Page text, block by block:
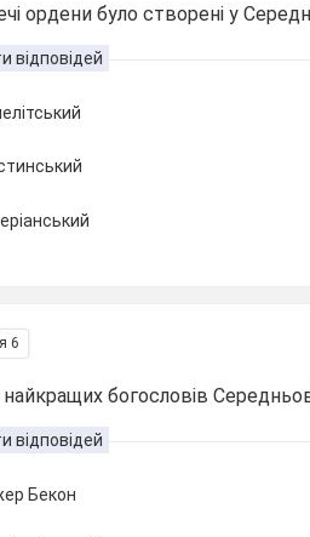
ордени було створені у
відповідей
6
богословів
відповідей
Бекон